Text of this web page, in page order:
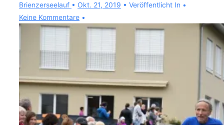
Brienzerseelauf • Okt. 21, 2019
Veröffentlicht In
Keine Kommentare